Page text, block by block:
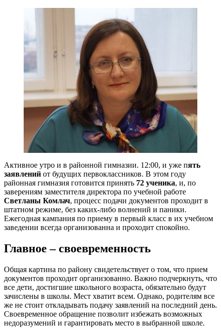
Активное утро и в районной гимназии. 12:00, и уже пять
заявлений от будущих первоклассников. В этом году
районная гимназия готовится принять 72 ученика, и, по
заверениям заместителя директора по учебной работе
Светланы Комлач, процесс подачи документов проходит в
штатном режиме, без каких-либо волнений и паники.
Ежегодная кампания по приему в первый класс в их учебном
заведении всегда организованна и проходит спокойно.
Главное – своевременность
Общая картина по району свидетельствует о том, что прием
документов проходит организованно. Важно подчеркнуть, что
все дети, достигшие школьного возраста, обязательно будут
зачислены в школы. Мест хватит всем. Однако, родителям все
же не стоит откладывать подачу заявлений на последний день.
Своевременное обращение позволит избежать возможных
недоразумений и гарантировать место в выбранной школе.